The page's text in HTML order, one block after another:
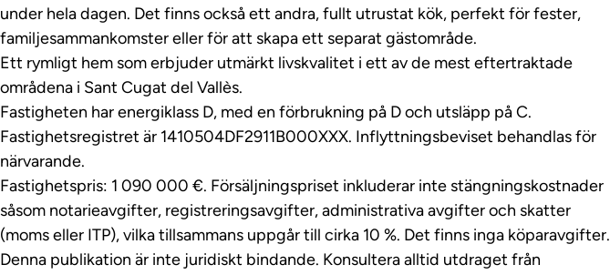
under hela dagen. Det finns också ett andra, fullt utrustat kök, perfekt för fester,
familjesammankomster eller för att skapa ett separat gästområde.
Ett rymligt hem som erbjuder utmärkt livskvalitet i ett av de mest eftertraktade
områdena i Sant Cugat del Vallès.
Fastigheten har energiklass D, med en förbrukning på D och utsläpp på C.
Fastighetsregistret är 1410504DF2911B000XXX. Inflyttningsbeviset behandlas för
närvarande.
Fastighetspris: 1 090 000 €. Försäljningspriset inkluderar inte stängningskostnader
såsom notarieavgifter, registreringsavgifter, administrativa avgifter och skatter
(moms eller ITP), vilka tillsammans uppgår till cirka 10 %. Det finns inga köparavgifter.
Denna publikation är inte juridiskt bindande. Konsultera alltid utdraget från